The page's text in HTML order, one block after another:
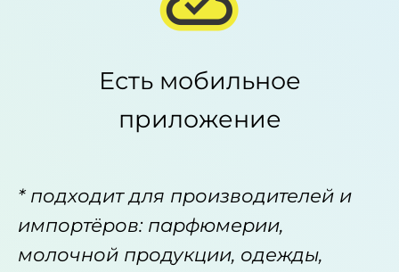
Есть мобильное
приложение
* подходит для производителей и
импортёров: парфюмерии,
молочной продукции, одежды,